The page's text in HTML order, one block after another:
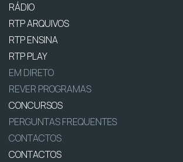
RÁDIO
RTP ARQUIVOS
RTP ENSINA
RTP PLAY
EM DIRETO
REVER PROGRAMAS
CONCURSOS
PERGUNTAS FREQUENTES
CONTACTOS
CONTACTOS